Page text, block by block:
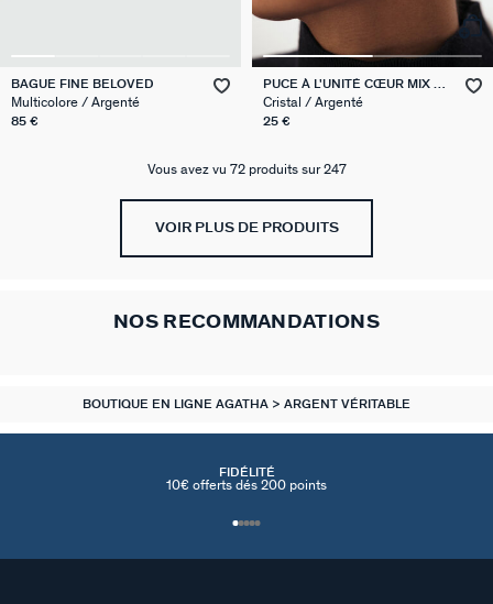
BAGUE FINE BELOVED
Multicolore / Argenté
85 €
PUCE À L'UNITÉ CŒUR MIX &
MATCH
Cristal / Argenté
25 €
Vous avez vu 72 produits sur 247
VOIR PLUS DE PRODUITS
NOS RECOMMANDATIONS
BOUTIQUE EN LIGNE AGATHA ARGENT VÉRITABLE
FIDÉLITÉ
10€ offerts dés 200 points